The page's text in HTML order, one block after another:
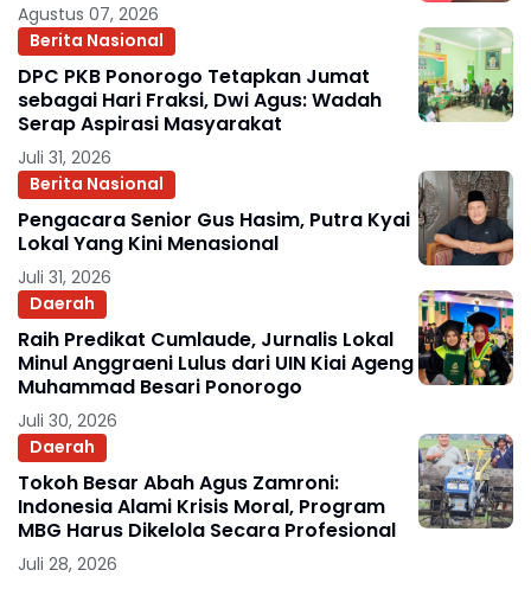
Agustus 07, 2026
Berita Nasional
DPC PKB Ponorogo Tetapkan Jumat
sebagai Hari Fraksi, Dwi Agus: Wadah
Serap Aspirasi Masyarakat
Juli 31, 2026
Berita Nasional
Pengacara Senior Gus Hasim, Putra Kyai
Lokal Yang Kini Menasional
Juli 31, 2026
Daerah
Raih Predikat Cumlaude, Jurnalis Lokal
Minul Anggraeni Lulus dari UIN Kiai Ageng
Muhammad Besari Ponorogo
Juli 30, 2026
Daerah
Tokoh Besar Abah Agus Zamroni:
Indonesia Alami Krisis Moral, Program
MBG Harus Dikelola Secara Profesional
Juli 28, 2026